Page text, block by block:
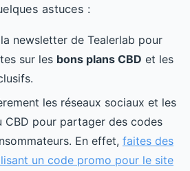
astuces :
newsletter de Tealerlab pour
sur les bons plans CBD et les
les réseaux sociaux et les
CBD pour partager des codes
En effet, faites des
un code promo pour le site